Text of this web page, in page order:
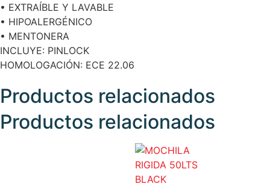
• EXTRAÍBLE Y LAVABLE
• HIPOALERGÉNICO
• MENTONERA
INCLUYE: PINLOCK
HOMOLOGACIÓN: ECE 22.06
Productos relacionados
Productos relacionados